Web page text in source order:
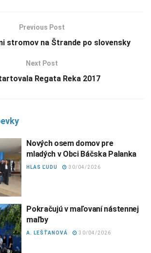
Previous Post
stromov na Štrande po slovensky
Next Post
Regata Reka 2017
Nových osem domov pre
mladých v Obci Báčska Palanka
HLAS ĽUDU 30/04/2026
Pokračujú v maľovaní nástennej
maľby
A. LEŠŤANOVÁ 30/04/2026